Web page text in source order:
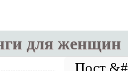
для женщин